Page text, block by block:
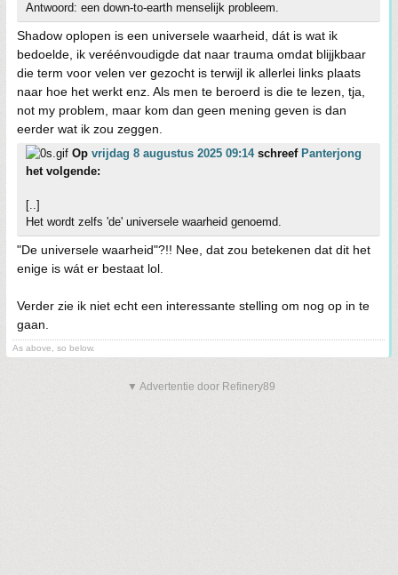
Antwoord: een down-to-earth menselijk probleem.
Shadow oplopen is een universele waarheid, dát is wat ik
bedoelde, ik veréénvoudigde dat naar trauma omdat blijjkbaar
die term voor velen ver gezocht is terwijl ik allerlei links plaats
naar hoe het werkt enz. Als men te beroerd is die te lezen, tja,
not my problem, maar kom dan geen mening geven is dan
eerder wat ik zou zeggen.
Op vrijdag 8 augustus 2025 09:14schreef Panterjong
het volgende:
[..]
Het wordt zelfs 'de' universele waarheid genoemd.
"De universele waarheid"?!! Nee, dat zou betekenen dat dit het
enige is wát er bestaat lol.
Verder zie ik niet echt een interessante stelling om nog op in te
gaan.
As above, so below.
▼ Advertentie door Refinery89